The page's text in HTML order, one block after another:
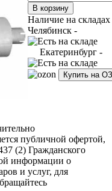
Наличие на складах
Челябинск -
Екатеринбург -
Купить на
публичной офертой,
(2) Гражданского
информации о
и услуг, для